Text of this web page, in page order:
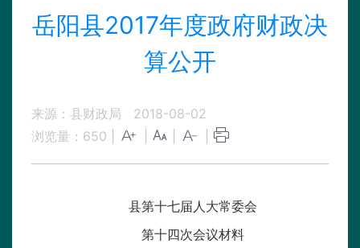
岳阳县2017年度政府财政决
算公开
来源：县财政局
2018-08-02
浏览量： 650
县第十七届人大常委会
第十四次会议材料